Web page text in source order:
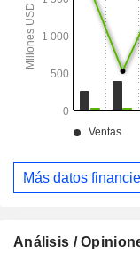
Más datos
Análisis /